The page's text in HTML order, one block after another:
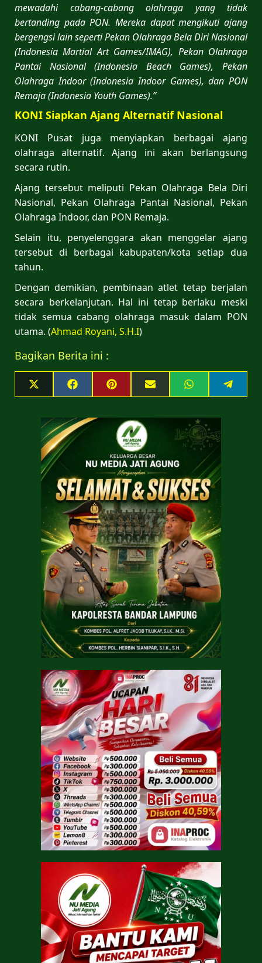
mewadahi cabang-cabang olahraga yang tidak
bertanding pada PON. Mereka dapat mengikuti ajang
bergengsi lain seperti Pekan Olahraga Bela Diri Nasional
(Indonesia Martial Art Games/IMAG), Pekan Olahraga
Pantai Nasional (Indonesia Beach Games), Pekan
Olahraga Indoor (Indonesia Indoor Games), dan PON
Remaja (Indonesia Youth Games).”
KONI Siapkan Ajang Alternatif Nasional
KONI Pusat juga menyiapkan berbagai ajang
olahraga alternatif. Ajang ini akan berlangsung
secara rutin.
Ajang tersebut meliputi Pekan Olahraga Bela Diri
Nasional, Pekan Olahraga Pantai Nasional, Pekan
Olahraga Indoor, dan PON Remaja.
Selain itu, penyelenggara akan menggelar ajang
tersebut di berbagai kabupaten/kota setiap dua
tahun.
Dengan demikian, pembinaan atlet tetap berjalan
secara berkelanjutan. Hal ini tetap berlaku meski
tidak semua cabang olahraga masuk dalam PON
utama. (Ahmad Royani, S.H.I)
Bagikan Berita ini :